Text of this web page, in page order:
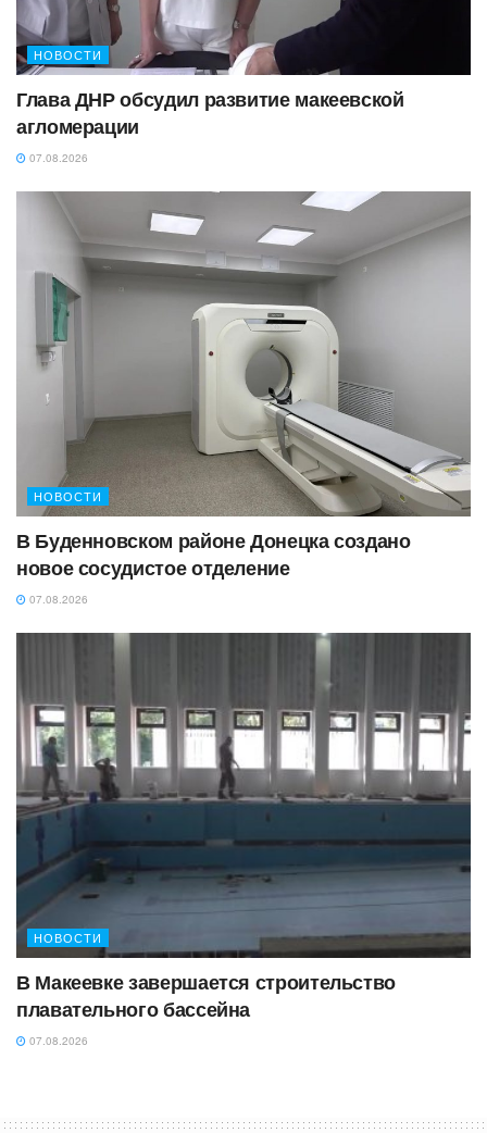
НОВОСТИ
Глава ДНР обсудил развитие макеевской
агломерации
07.08.2026
НОВОСТИ
В Буденновском районе Донецка создано
новое сосудистое отделение
07.08.2026
НОВОСТИ
В Макеевке завершается строительство
плавательного бассейна
07.08.2026